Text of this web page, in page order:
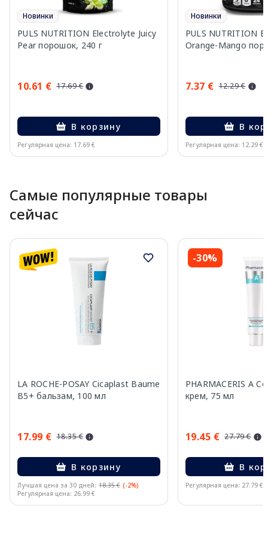
Новинки
PULS NUTRITION Electrolyte Juicy
Pear порошок, 240 г
10.61 € 17.69 €
В корзину
Регулярная цена: 17.69 €
Новинки
PULS NUTRITION
Orange-Mango
7.37 € 12.29 €
В
Регулярная цена: 12.29 €
Самые популярные товары
сейчас
LA ROCHE-POSAY Cicaplast Baume
B5+ бальзам, 100 мл
17.99 € 18.35 €
В корзину
Лучшая цена за 30 дней: 18.35 € (-2%)
Регулярная цена: 26.99 €
-30%
PHARMACERIS A
крем, 75 мл
19.45 € 27.79 €
В
Регулярная цена: 27.79 €